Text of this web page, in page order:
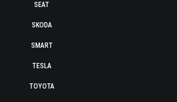
SEAT
SKODA
SMART
TESLA
TOYOTA